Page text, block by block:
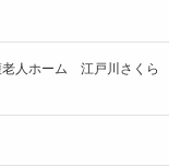
老人ホーム 江戸川さくら